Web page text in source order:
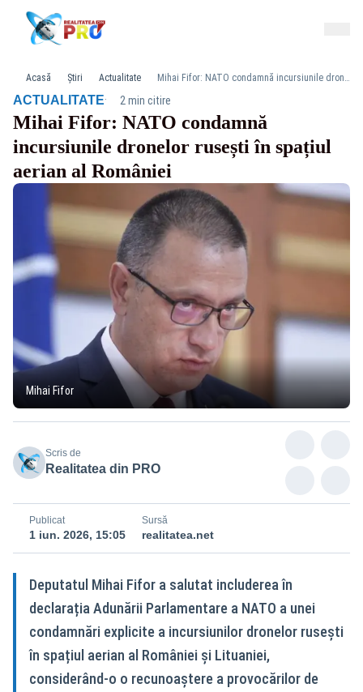
Acasă Știri Actualitate Mihai Fifor: NATO condamnă incursiunile dronelor rusești în spațiul aerian al României
ACTUALITATE· 2 min citire
Mihai Fifor: NATO condamnă
incursiunile dronelor rusești în spațiul
aerian al României
Mihai Fifor
Scris de
Realitatea din PRO
Publicat
1 iun. 2026, 15:05
Sursă
realitatea.net
Deputatul Mihai Fifor a salutat includerea în
declarația Adunării Parlamentare a NATO a unei
condamnări explicite a incursiunilor dronelor rusești
în spațiul aerian al României și Lituaniei,
considerând-o o recunoaștere a provocărilor de